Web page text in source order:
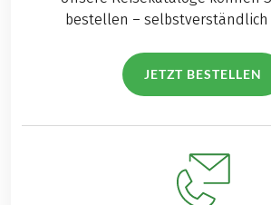
bestellen – selbstverständlich
JETZT BESTELLEN